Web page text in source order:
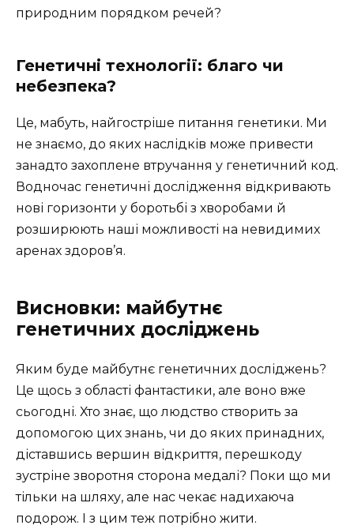
природним порядком речей?
Генетичні технології: благо чи
небезпека?
Це, мабуть, найгостріше питання генетики. Ми
не знаємо, до яких наслідків може привести
занадто захоплене втручання у генетичний код.
Водночас генетичні дослідження відкривають
нові горизонти у боротьбі з хворобами й
розширюють наші можливості на невидимих
аренах здоров’я.
Висновки: майбутнє
генетичних досліджень
Яким буде майбутнє генетичних досліджень?
Це щось з області фантастики, але воно вже
сьогодні. Хто знає, що людство створить за
допомогою цих знань, чи до яких принадних,
діставшись вершин відкриття, перешкоду
зустріне зворотня сторона медалі? Поки що ми
тільки на шляху, але нас чекає надихаюча
подорож. І з цим теж потрібно жити.